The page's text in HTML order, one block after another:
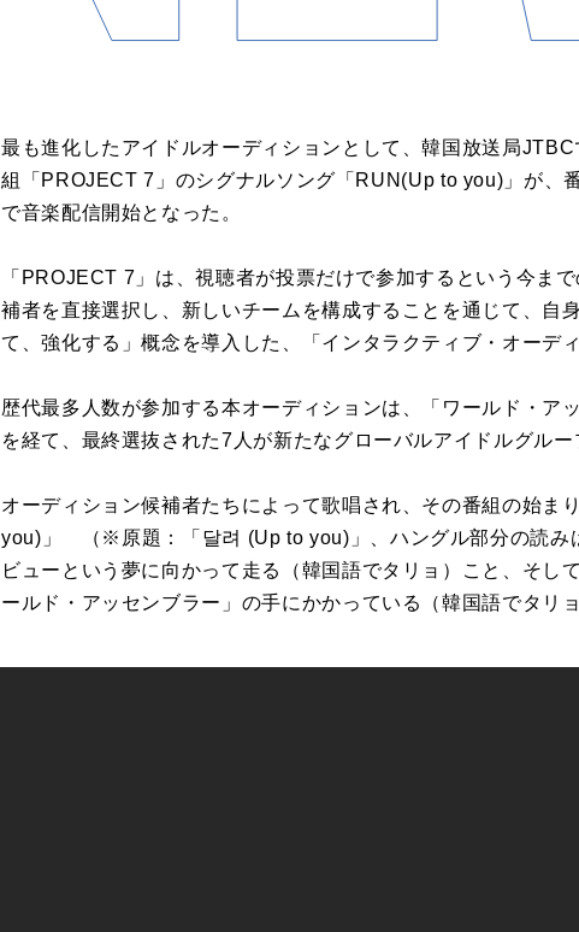
最も進化したアイドルオーディションとして、韓国放送局
組「PROJECT 7」のシグナルソング「RUN(Up to you)」が、
で音楽配信開始となった。
「PROJECT 7」は、視聴者が投票だけで参加するという今ま
補者を直接選択し、新しいチームを構成することを通じて、自
て、強化する」概念を導入した、「インタラクティブ・オーデ
歴代最多人数が参加する本オーディションは、「ワールド・ア
を経て、最終選抜された7人が新たなグローバルアイドルグルー
オーディション候補者たちによって歌唱され、その番組の始ま
you)」 （※原題：「달려 (Up to you)」、ハングル部分の読み
ビューという夢に向かって走る（韓国語でタリョ）こと、そし
ールド・アッセンブラー」の手にかかっている（韓国語でタリ